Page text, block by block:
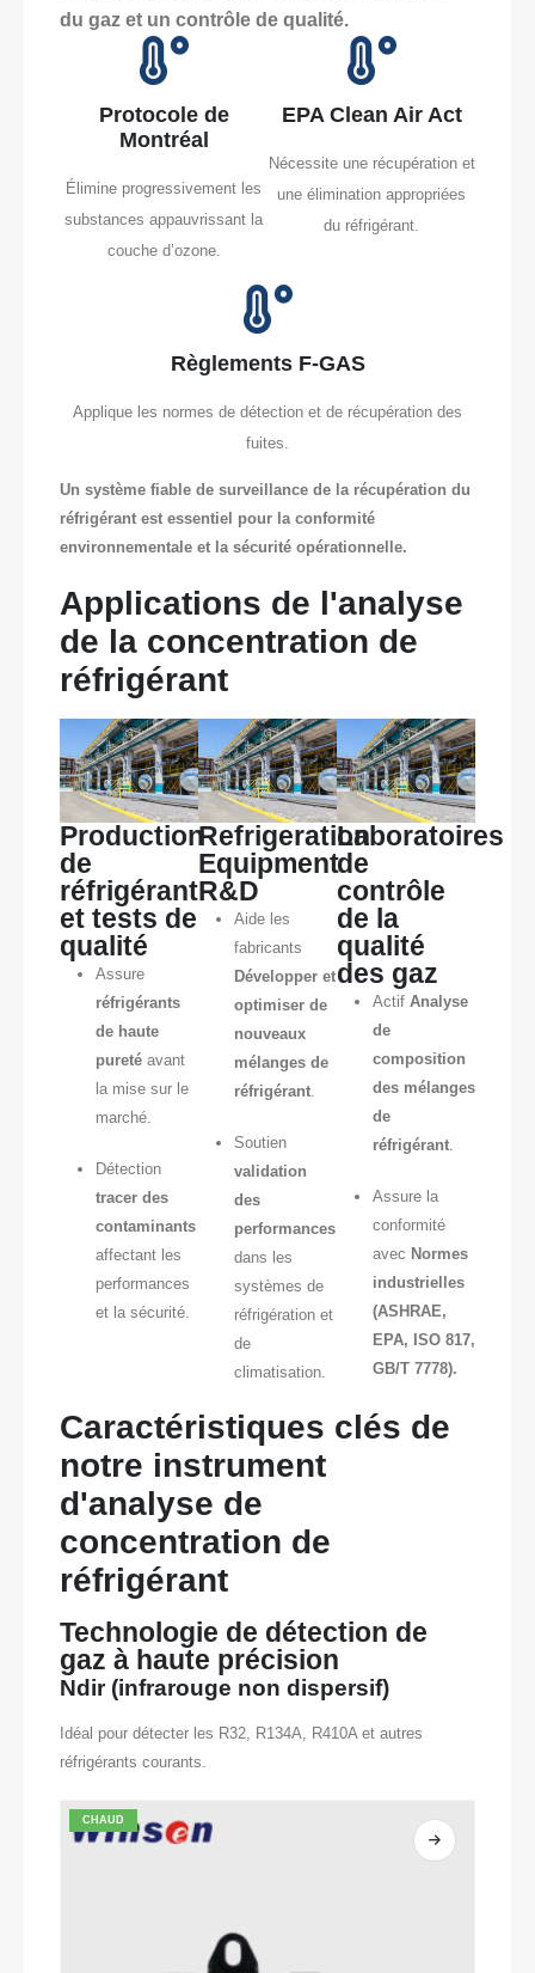
du gaz et un contrôle de qualité.
Protocole de
Montréal
Élimine progressivement les
substances appauvrissant la
couche d’ozone.
EPA Clean Air Act
Nécessite une récupération et
une élimination appropriées
du réfrigérant.
Règlements F-GAS
Applique les normes de détection et de récupération des
fuites.
Un système fiable de surveillance de la récupération du
réfrigérant est essentiel pour la conformité
environnementale et la sécurité opérationnelle.
Applications de l'analyse
de la concentration de
réfrigérant
Production
de
réfrigérant
et tests de
qualité
Assure
réfrigérants
de haute
puretéavant
la mise sur le
marché.
Détection
tracer des
contaminants
affectant les
performances
et la sécurité.
Refrigeration
Equipment
R&D
Aide les
fabricants
Développer et
optimiser de
nouveaux
mélanges de
réfrigérant.
Soutien
validation
des
performances
dans les
systèmes de
réfrigération et
de
climatisation.
Laboratoires
de
contrôle
de la
qualité
des gaz
Actif Analyse
de
composition
des mélanges
de
réfrigérant.
Assure la
conformité
avec Normes
industrielles
(ASHRAE,
EPA, ISO 817,
GB/T 7778).
Caractéristiques clés de
notre instrument
d'analyse de
concentration de
réfrigérant
Technologie de détection de
gaz à haute précision
Ndir (infrarouge non dispersif)
Idéal pour détecter les R32, R134A, R410A et autres
réfrigérants courants.
CHAUD